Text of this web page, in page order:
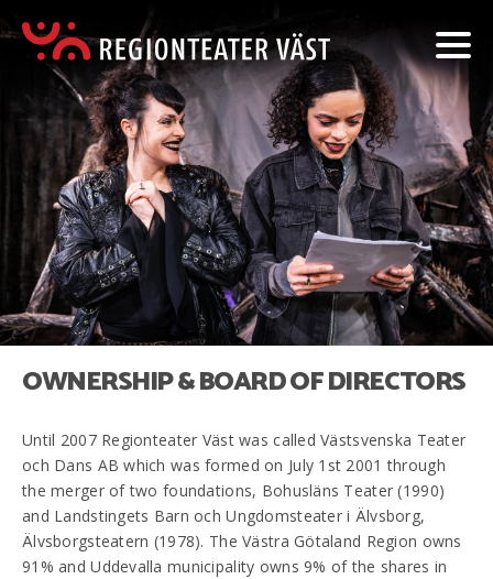
OWNERSHIP & BOARD OF DIRECTORS
Until 2007 Regionteater Väst was called Västsvenska Teater
och Dans AB which was formed on July 1st 2001 through
the merger of two foundations, Bohusläns Teater (1990)
and Landstingets Barn och Ungdomsteater i Älvsborg,
Älvsborgsteatern (1978). The Västra Götaland Region owns
91% and Uddevalla municipality owns 9% of the shares in